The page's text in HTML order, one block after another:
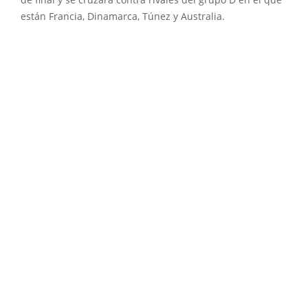
están Francia, Dinamarca, Túnez y Australia.